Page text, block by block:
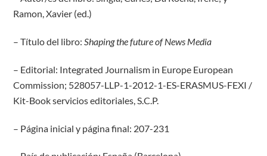
Ramon, Xavier (ed.)
– Título del libro:Shaping the future of News Media
– Editorial: Integrated Journalism in Europe European
Commission; 528057-LLP-1-2012-1-ES-ERASMUS-FEXI /
Kit-Book servicios editoriales, S.C.P.
– Página inicial y página final: 207-231